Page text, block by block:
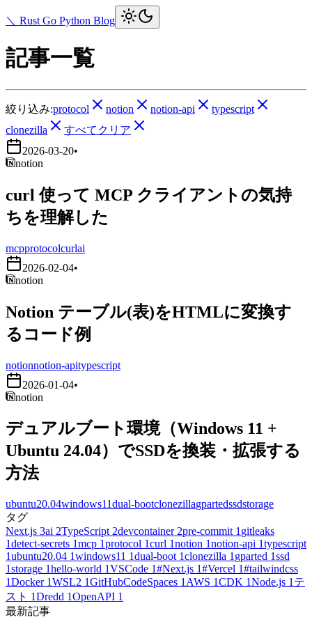
＼ Rust Go Python Blog
記事一覧
絞り込み:protocol notion notion-api
typescript
clonezilla
すべてクリア
2026-03-20•
notion
curl 使って MCP クライアントの気持
ちを理解した
mcpprotocolcurlai
2026-02-04•
notion
Notion テーブル(表)をHTMLに変換す
るコード例
notionnotion-apitypescript
2026-01-04•
notion
デュアルブート環境（Windows 11 +
Ubuntu 24.04）でSSDを換装・拡張する
方法
ubuntu20.04windows11dual-bootclonezillagpartedssdstorage
タグ
Next.js 3ai 2TypeScript 2devcontainer 2pre-commit 1 gitleaks
1detect-secrets 1mcp 1protocol 1curl 1notion 1notion-api 1typescript
1ubuntu20.04 1windows11 1dual-boot 1clonezilla 1 gparted 1ssd
1storage 1hello-world 1VSCode 1#Next.js 1#Vercel 1#tailwindcss
1Docker 1WSL2 1GitHubCodeSpaces 1 AWS 1CDK 1Node.js 1 テ
スト 1Dredd 1OpenAPI 1
最新記事